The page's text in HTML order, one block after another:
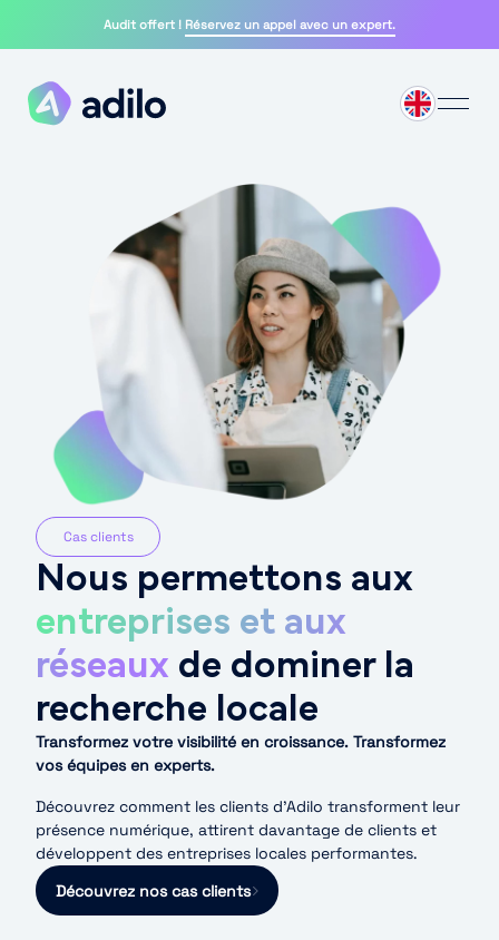
Audit offert ! Réservez un appel avec un expert.
Cas clients
Nous permettons aux
entreprises et aux
réseaux de dominer la
recherche locale
Transformez votre visibilité en croissance. Transformez
vos équipes en experts.
Découvrez comment les clients d’Adilo transforment leur
présence numérique, attirent davantage de clients et
développent des entreprises locales performantes.
Découvrez nos cas clients